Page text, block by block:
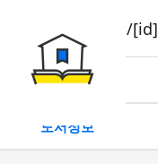
book/rent/[id]
대여
도서정보